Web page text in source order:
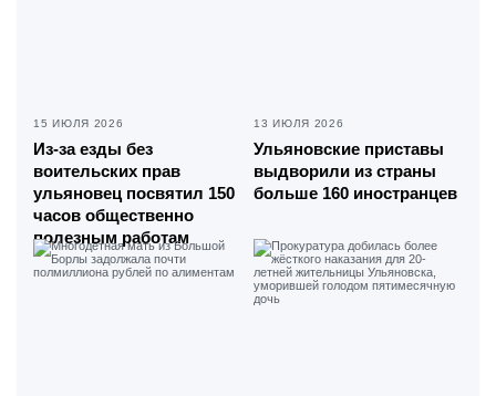
15 ИЮЛЯ 2026
Из-за езды без
воительских прав
ульяновец посвятил 150
часов общественно
полезным работам
13 ИЮЛЯ 2026
Ульяновские приставы
выдворили из страны
больше 160 иностранцев